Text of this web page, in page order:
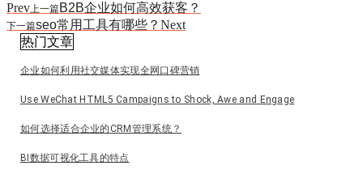
Prev上一篇B2B企业如何高效获客？
下一篇seo常用工具有哪些？ Next
热门文章
企业如何利用社交媒体实现全网口碑营销
Use WeChat HTML5 Campaigns to Shock, Awe and Engage
如何选择适合企业的CRM管理系统？
BI数据可视化工具的特点